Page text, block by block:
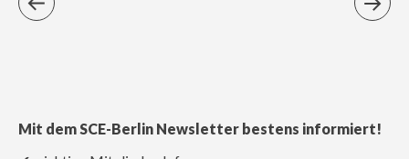
Mit dem SCE-Berlin Newsletter bestens informiert!